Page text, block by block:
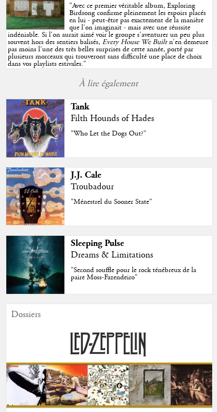
"Avec ce premier véritable album, Exploring
Birdsong confirme pleinement les espoirs placés
en lui - peut-être pas exactement de la manière
que l'on imaginait - mais avec une réussite
indéniable. Si l'on aurait aimé voir le groupe s'aventurer un peu plus
souvent hors des sentiers balisés,Every House We Builtn'en demeure
pas moins l'une des très belles surprises de cette année, porté par
plusieurs morceaux qui trouveront sans difficulté une place de choix
dans vos playlists estivales."
À lire également
Tank
Filth Hounds of Hades
"Who Let the Dogs Out?"
J.J. Cale
Troubadour
"Ménestrel du Sooner State"
Sleeping Pulse
Dreams & Limitations
"Second souffle pour le rock ténébreux de la
paire Moss-Fazendeiro"
Dossiers